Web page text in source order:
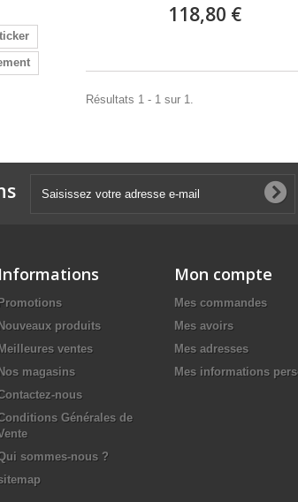
118,80 €
Résultats 1 - 1 sur 1.
Informations
Promotions
Nouveaux produits
Meilleures ventes
Nos magasins
nous
Générales de
sommes-nous ?
Mon compte
Mes commandes
Mes avoirs
Mes adresses
Mes informations